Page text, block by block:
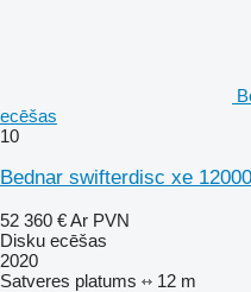
ecēšas
10
Bednar swifterdisc xe 12000
52 360 €Ar PVN
Disku ecēšas
2020
Satveres platums
12 m